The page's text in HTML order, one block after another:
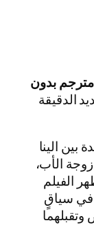
المراهق +18 كامل مترجم بدون
الدقيقة
بين الينا
الأب،
الفيلم
في سياقٍ